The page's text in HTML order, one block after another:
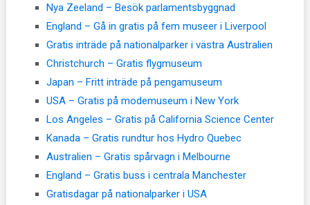
Nya Zeeland – Besök parlamentsbyggnad
England – Gå in gratis på fem museer i Liverpool
Gratis inträde på nationalparker i västra Australien
Christchurch – Gratis flygmuseum
Japan – Fritt inträde på pengamuseum
USA – Gratis på modemuseum i New York
Los Angeles – Gratis på California Science Center
Kanada – Gratis rundtur hos Hydro Quebec
Australien – Gratis spårvagn i Melbourne
England – Gratis buss i centrala Manchester
Gratisdagar på nationalparker i USA